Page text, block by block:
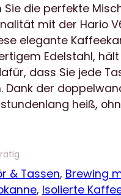
Sie die perfekte
mit der Hario
elegante
Edelstahl,
dass Sie jede
Dank der
heiß,
& Tassen, Brewing
, Isolierte